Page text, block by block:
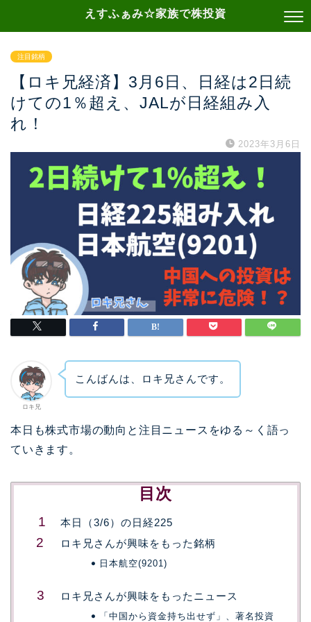
えすふぁみ☆家族で株投資
注目銘柄
【ロキ兄経済】3月6日、日経は2日続
けての1％超え、JALが日経組み入
れ！
2023年3月6日
ロキ兄
こんばんは、ロキ兄さんです。
本日も株式市場の動向と注目ニュースをゆる～く語っ
ていきます。
目次
本日（3/6）の日経225
ロキ兄さんが興味をもった銘柄
日本航空(9201)
ロキ兄さんが興味をもったニュース
「中国から資金持ち出せず」、著名投資